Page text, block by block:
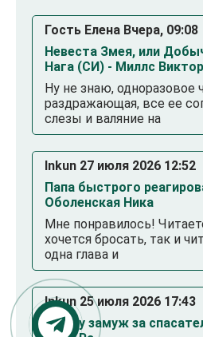
Гость Елена Вчера, 09:08
Невеста Змея, или
Нага (СИ) - Миллс
Ну не знаю, одноразовое
раздражающая, все ее
слезы и валяние на
Inkun 27 июля 2026 12:52
Папа быстрого
Оболенская Ника
Мне понравилось!
хочется бросать, так и
одна глава и
Inkun 25 июля 2026 17:43
Выйду замуж за